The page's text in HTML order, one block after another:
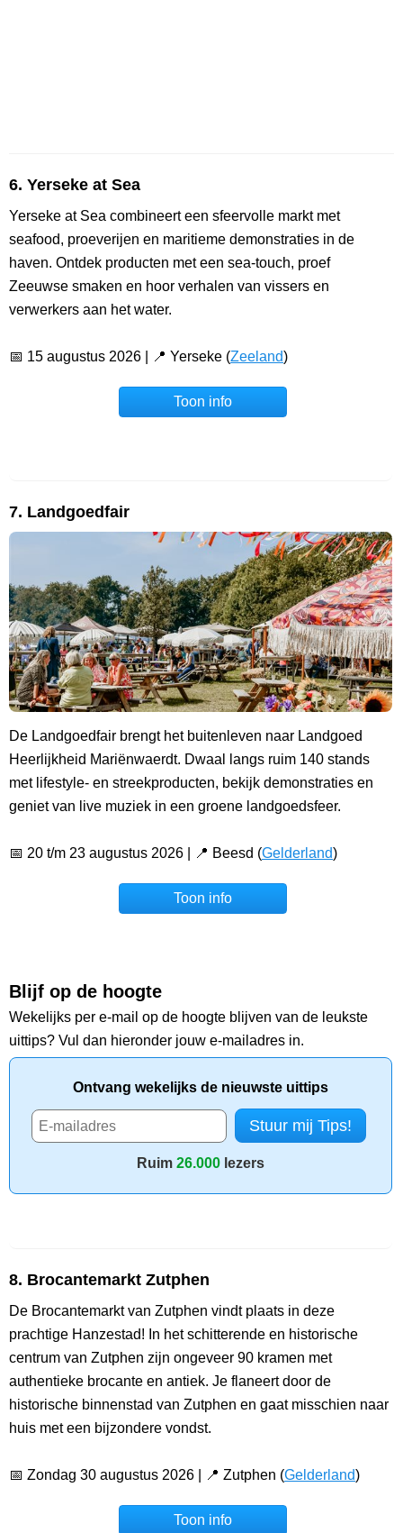
6. Yerseke at Sea
Yerseke at Sea combineert een sfeervolle markt met
seafood, proeverijen en maritieme demonstraties in de
haven. Ontdek producten met een sea-touch, proef
Zeeuwse smaken en hoor verhalen van vissers en
verwerkers aan het water.
📅 15 augustus 2026 | 📍 Yerseke (Zeeland)
Toon info
7. Landgoedfair
De Landgoedfair brengt het buitenleven naar Landgoed
Heerlijkheid Mariënwaerdt. Dwaal langs ruim 140 stands
met lifestyle- en streekproducten, bekijk demonstraties en
geniet van live muziek in een groene landgoedsfeer.
📅 20 t/m 23 augustus 2026 | 📍 Beesd (Gelderland)
Toon info
Blijf op de hoogte
Wekelijks per e-mail op de hoogte blijven van de leukste
uittips? Vul dan hieronder jouw e-mailadres in.
Ontvang wekelijks de nieuwste uittips
Ruim 26.000 lezers
8. Brocantemarkt Zutphen
De Brocantemarkt van Zutphen vindt plaats in deze
prachtige Hanzestad! In het schitterende en historische
centrum van Zutphen zijn ongeveer 90 kramen met
authentieke brocante en antiek. Je flaneert door de
historische binnenstad van Zutphen en gaat misschien naar
huis met een bijzondere vondst.
📅 Zondag 30 augustus 2026 | 📍 Zutphen (Gelderland)
Toon info